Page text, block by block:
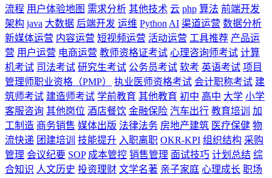
流程 用户体验地图 需求分析 其他技术 云 php 算法 前端开发
架构 java 大数据 后端开发 运维 Python AI 渠道运营 数据分析
新媒体运营 内容运营 短视频运营 活动运营 工具推荐 产品运
营 用户运营 电商运营 教师资格证考试 心理咨询师考试 计算
机考试 司法考试 研究生考试 公务员考试 软考 英语考试 项目
管理师职业资格（PMP）
执业医师资格考试 会计职称考试 建
筑师考试 建造师考试 学前教育 其他教育 初中 高中 大学 小学
客服咨询 其他岗位 酒店餐饮 金融保险 汽车出行 教育培训
加
工制造 商务销售 媒体出版 法律法务 房地产建筑 医疗保健 物
流快递 团建培训 技能提升 入职离职 OKR-KPI 组织结构 采购
管理 会议纪要 SOP 成本管控 销售管理 面试技巧 计划总结 综
合知识 人文历史 投资理财 文学名著 亲子家庭 心理成长 职场